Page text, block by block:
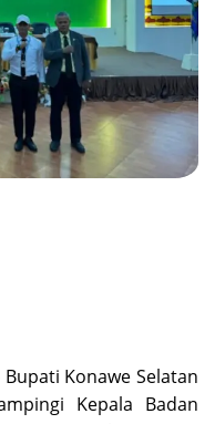
Konawe Selatan
Kepala Badan